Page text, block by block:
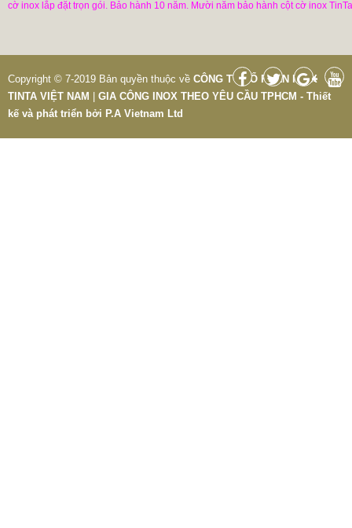
cờ inox lắp đặt trọn gói. Bảo hành 10 năm. Mười năm bảo hành cột cờ inox
Copyright © 7-2019 Bản quyền thuộc về CÔNG TY CỔ PHẦN INOX
TINTA VIỆT NAM
GIA CÔNG INOX THEO YÊU CẦU TPHCM - Thiết
kế và phát triển bởi P.A Vietnam Ltd